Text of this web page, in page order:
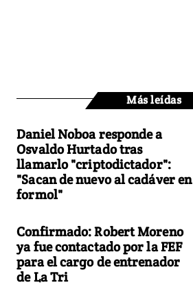
Más leídas
Daniel Noboa responde a
Osvaldo Hurtado tras
llamarlo "criptodictador":
"Sacan de nuevo al cadáver en
formol"
Confirmado: Robert Moreno
ya fue contactado por la FEF
para el cargo de entrenador
de La Tri